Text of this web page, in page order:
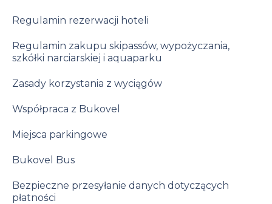
Regulamin rezerwacji hoteli
Regulamin zakupu skipassów, wypożyczania,
szkółki narciarskiej i aquaparku
Zasady korzystania z wyciągów
Współpraca z Bukovel
Miejsca parkingowe
Bukovel Bus
Bezpieczne przesyłanie danych dotyczących
płatności